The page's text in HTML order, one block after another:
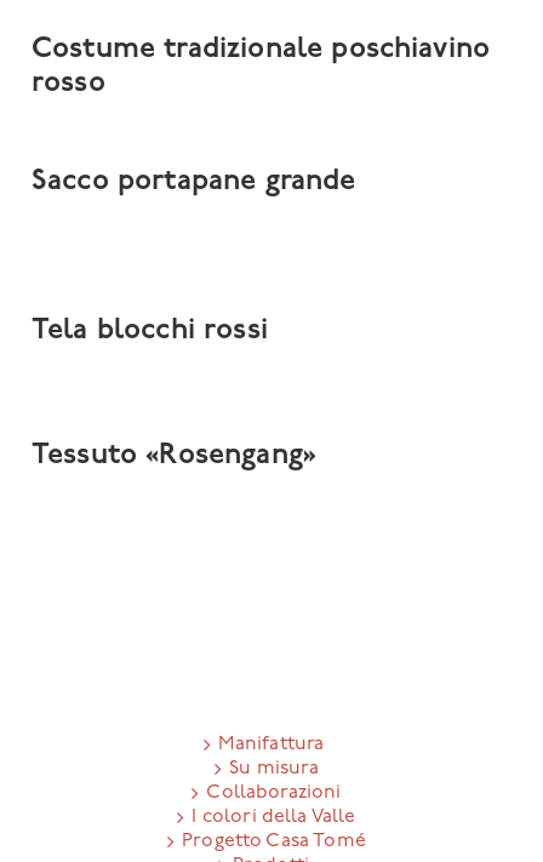
Costume tradizionale poschiavino
rosso
Sacco portapane grande
Tela blocchi rossi
Tessuto «Rosengang»
Manifattura
Su misura
Collaborazioni
I colori della Valle
Progetto Casa Tomé